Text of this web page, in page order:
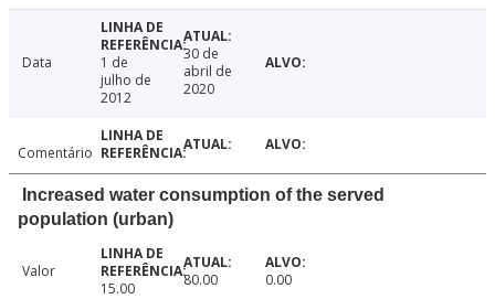
Data
1 de
julho de
2012
30 de
abril de
2020
Comentário
Increased water consumption of the served
population (urban)
Valor
15.00
80.00 0.00